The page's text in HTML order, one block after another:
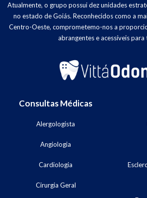
Atualmente, o grupo possui dez unidades
no estado de Goiás. Reconhecidos como a
Centro-Oeste, comprometemo-nos a
abrangentes e acessíveis para
Consultas Médicas
Alergologista
Angiologia
Cardiologia
Cirurgia Geral